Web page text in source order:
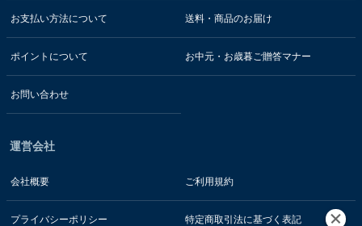
お支払い方法について 送料・商品のお届け
ポイントについて お中元・お歳暮ご贈答マナー
お問い合わせ
運営会社
会社概要 ご利用規約
プライバシーポリシー 特定商取引法に基づく表記